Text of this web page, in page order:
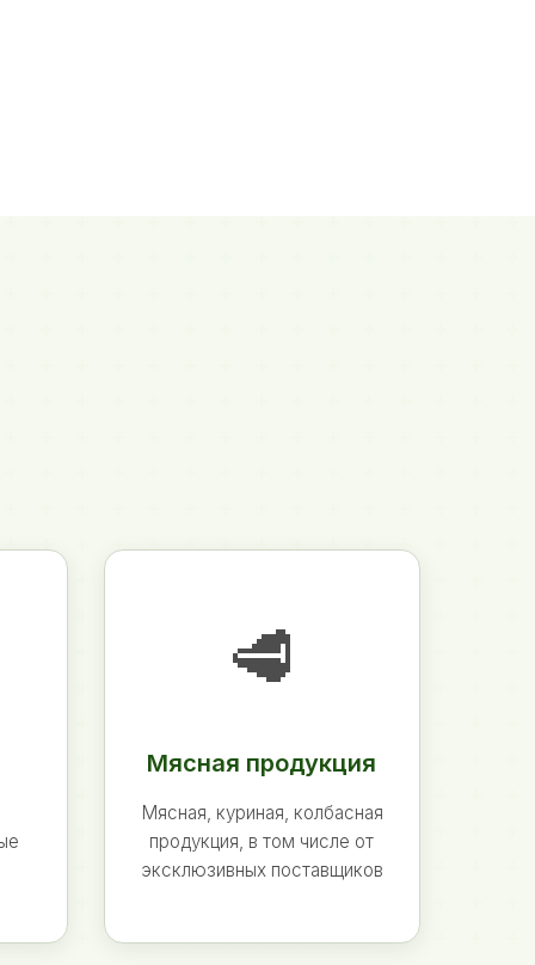
🥩
Мясная продукция
Мясная, куриная, колбасная
продукция, в том числе от
эксклюзивных поставщиков